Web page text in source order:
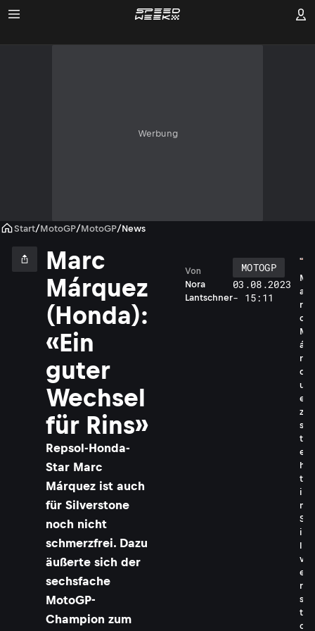
Werbung
Start/MotoGP/MotoGP/News
Marc
Márquez
(Honda):
«Ein
guter
Wechsel
für Rins»
Repsol-Honda-
Star Marc
Márquez ist auch
für Silverstone
noch nicht
schmerzfrei. Dazu
äußerte sich der
sechsfache
MotoGP-
Champion zum
Nora
Lantschner
Von
MOTOGP
03.08.2023
- 15:11
M
a
r
c
M
á
r
q
u
e
z
s
t
e
h
t
i
n
S
i
l
v
e
r
s
t
o